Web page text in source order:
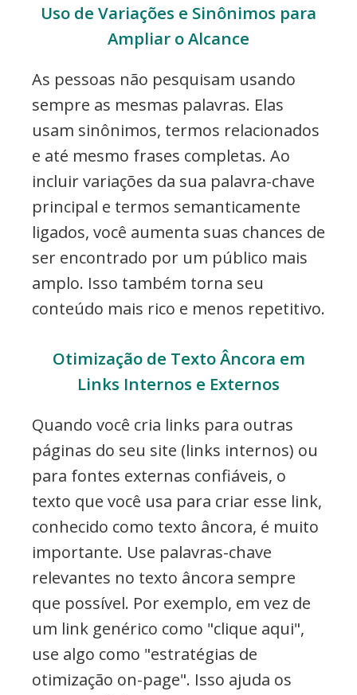
Uso de Variações e Sinônimos para
Ampliar o Alcance
As pessoas não pesquisam usando
sempre as mesmas palavras. Elas
usam sinônimos, termos relacionados
e até mesmo frases completas. Ao
incluir variações da sua palavra-chave
principal e termos semanticamente
ligados, você aumenta suas chances de
ser encontrado por um público mais
amplo. Isso também torna seu
conteúdo mais rico e menos repetitivo.
Otimização de Texto Âncora em
Links Internos e Externos
Quando você cria links para outras
páginas do seu site (links internos) ou
para fontes externas confiáveis, o
texto que você usa para criar esse link,
conhecido como texto âncora, é muito
importante. Use palavras-chave
relevantes no texto âncora sempre
que possível. Por exemplo, em vez de
um link genérico como "clique aqui",
use algo como "estratégias de
otimização on-page". Isso ajuda os